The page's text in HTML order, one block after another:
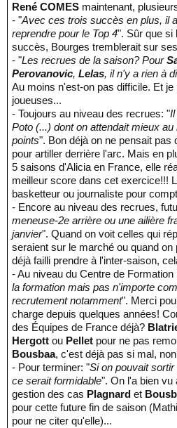
René COMES maintenant,
- "Avec ces trois succès en plus, il
reprendre pour le Top 4". Sûr que si
succès, Bourges tremblerait sur
- "Les recrues de la saison? Pour
Perovanovic, Lelas, il n'y a rien à
Au moins n'est-on pas difficile. Et
joueuses...
- Toujours au niveau des recrues: "Il
Poto (...) dont on attendait mieux
points". Bon déjà on ne pensait pas
pour artiller derrière l'arc. Mais en
5 saisons d'Alicia en France, elle
meilleur score dans cet exercice!!!
basketteur ou journaliste pour
- Encore au niveau des recrues,
meneuse-2e arrière ou une ailière
janvier". Quand on voit celles qui
seraient sur le marché ou quand
déjà failli prendre à l'inter-saison,
- Au niveau du Centre de Formation
la formation mais pas n'importe
recrutement notamment". Merci
charge depuis quelques années!
des Équipes de France déjà?
Hergott ou Pellet pour ne pas
Bousbaa, c'est déjà pas si mal,
- Pour terminer: "Si on pouvait
ce serait formidable". On l'a bien vu
gestion des cas Plagnard et
pour cette future fin de saison
pour ne citer qu'elle)...